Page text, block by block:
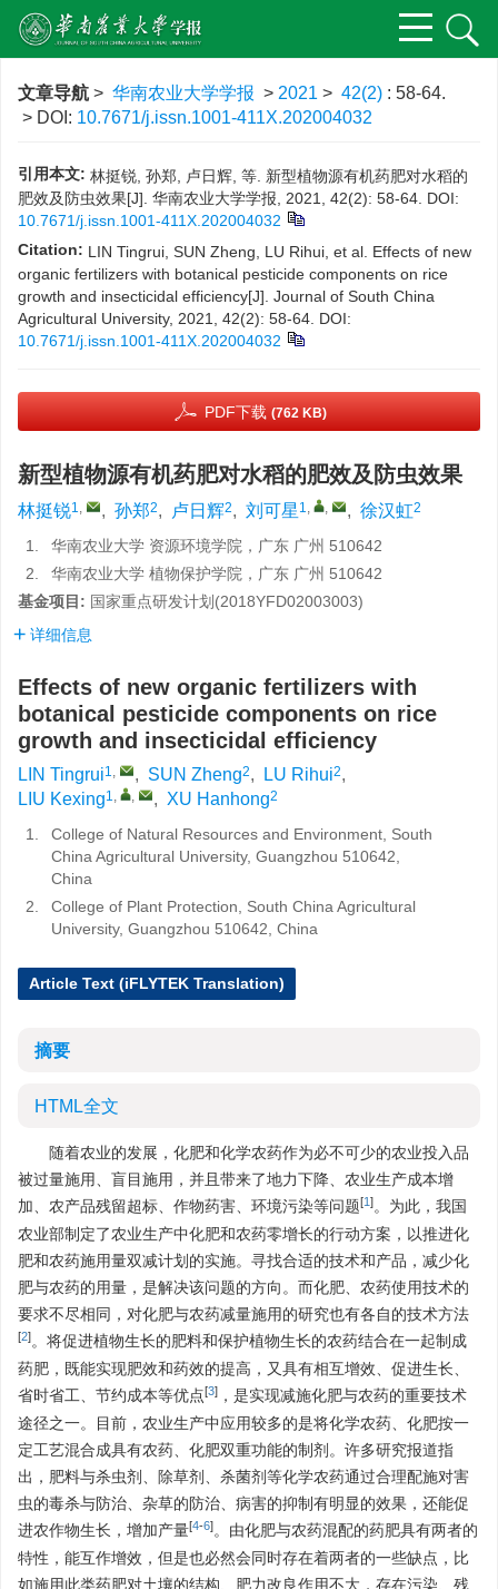
文章导航 > 华南农业大学学报 > 2021 > 42(2) : 58-64.
> DOI: 10.7671/j.issn.1001-411X.202004032
引用本文: 林挺锐, 孙郑, 卢日辉, 等. 新型植物源有机药肥对水稻的
肥效及防虫效果[J]. 华南农业大学学报, 2021, 42(2): 58-64. DOI:
10.7671/j.issn.1001-411X.202004032
Citation: LIN Tingrui, SUN Zheng, LU Rihui, et al. Effects of new
organic fertilizers with botanical pesticide components on rice
growth and insecticidal efficiency[J]. Journal of South China
Agricultural University, 2021, 42(2): 58-64. DOI:
10.7671/j.issn.1001-411X.202004032
PDF下载 (762 KB)
新型植物源有机药肥对水稻的肥效及防虫效果
林挺锐1, , 孙郑2, 卢日辉2, 刘可星 1, , , 徐汉虹2
1.
华南农业大学 资源环境学院，广东 广州 510642
2.
华南农业大学 植物保护学院，广东 广州 510642
基金项目: 国家重点研发计划(2018YFD02003003)
详细信息
Effects of new organic fertilizers with
botanical pesticide components on rice
growth and insecticidal efficiency
LIN Tingrui1, , SUN Zheng2, LU Rihui2,
LIU Kexing1, , , XU Hanhong2
1.
College of Natural Resources and Environment, South
China Agricultural University, Guangzhou 510642,
China
2.
College of Plant Protection, South China Agricultural
University, Guangzhou 510642, China
Article Text (iFLYTEK Translation)
摘要
HTML全文
随着农业的发展，化肥和化学农药作为必不可少的农业投入品
被过量施用、盲目施用，并且带来了地力下降、农业生产成本增
加、农产品残留超标、作物药害、环境污染等问题[1]。为此，我国
农业部制定了农业生产中化肥和农药零增长的行动方案，以推进化
肥和农药施用量双减计划的实施。寻找合适的技术和产品，减少化
肥与农药的用量，是解决该问题的方向。而化肥、农药使用技术的
要求不尽相同，对化肥与农药减量施用的研究也有各自的技术方法
[2]。将促进植物生长的肥料和保护植物生长的农药结合在一起制成
药肥，既能实现肥效和药效的提高，又具有相互增效、促进生长、
省时省工、节约成本等优点[3] ，是实现减施化肥与农药的重要技术
途径之一。目前，农业生产中应用较多的是将化学农药、化肥按一
定工艺混合成具有农药、化肥双重功能的制剂。许多研究报道指
出，肥料与杀虫剂、除草剂、杀菌剂等化学农药通过合理配施对害
虫的毒杀与防治、杂草的防治、病害的抑制有明显的效果，还能促
进农作物生长，增加产量[4-6]。由化肥与农药混配的药肥具有两者的
特性，能互作增效，但是也必然会同时存在着两者的一些缺点，比
如施用此类药肥对土壤的结构、肥力改良作用不大，存在污染、残